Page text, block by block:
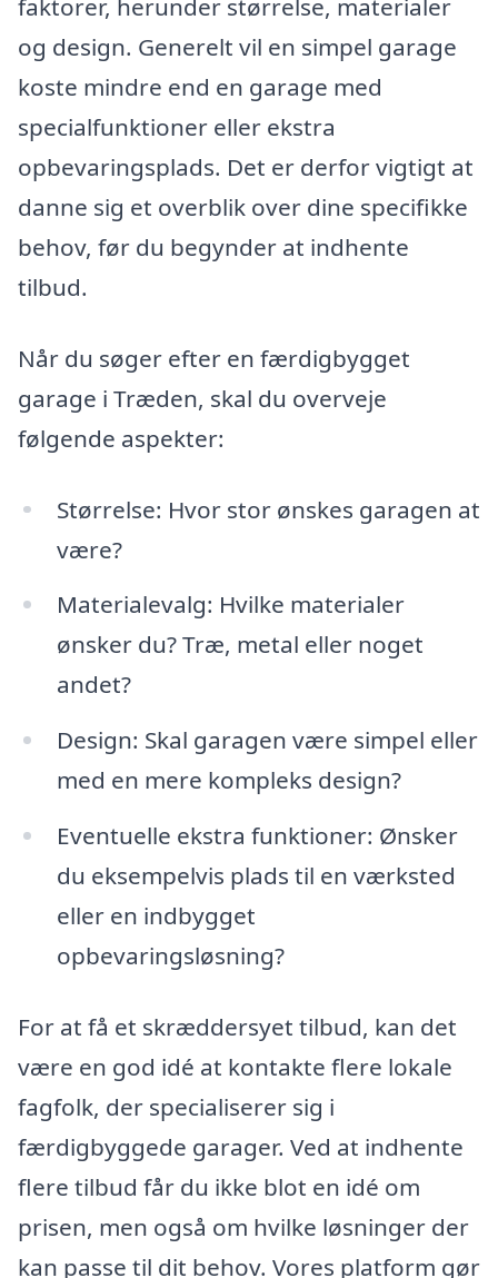
faktorer, herunder størrelse, materialer
og design. Generelt vil en simpel garage
koste mindre end en garage med
specialfunktioner eller ekstra
opbevaringsplads. Det er derfor vigtigt at
danne sig et overblik over dine specifikke
behov, før du begynder at indhente
tilbud.
Når du søger efter en færdigbygget
garage i Træden, skal du overveje
følgende aspekter:
Størrelse: Hvor stor ønskes garagen at
være?
Materialevalg: Hvilke materialer
ønsker du? Træ, metal eller noget
andet?
Design: Skal garagen være simpel eller
med en mere kompleks design?
Eventuelle ekstra funktioner: Ønsker
du eksempelvis plads til en værksted
eller en indbygget
opbevaringsløsning?
For at få et skræddersyet tilbud, kan det
være en god idé at kontakte flere lokale
fagfolk, der specialiserer sig i
færdigbyggede garager. Ved at indhente
flere tilbud får du ikke blot en idé om
prisen, men også om hvilke løsninger der
kan passe til dit behov. Vores platform gør